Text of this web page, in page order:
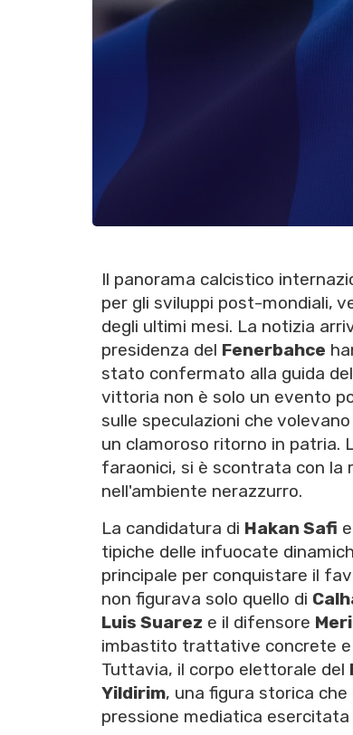
Il panorama calcistico
per gli sviluppi post-mondiali,
degli ultimi mesi. La notizia
presidenza del Fenerbahce
stato confermato alla guida
vittoria non è solo un evento
sulle speculazioni che volevano
un clamoroso ritorno in patria.
faraonici, si è scontrata con la
nell'ambiente nerazzurro.
La candidatura di Hakan Safi
tipiche delle infuocate
principale per conquistare il
non figurava solo quello di
Luis Suarez e il difensore
imbastito trattative concrete
Tuttavia, il corpo elettorale del
Yildirim, una figura storica
pressione mediatica